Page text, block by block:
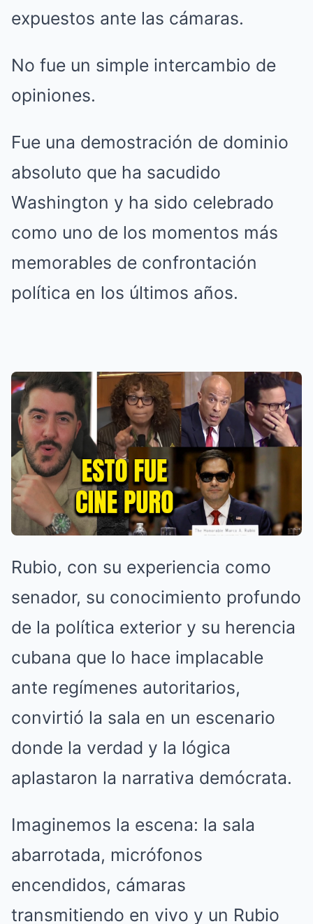
expuestos ante las cámaras.
No fue un simple intercambio de
opiniones.
Fue una demostración de dominio
absoluto que ha sacudido
Washington y ha sido celebrado
como uno de los momentos más
memorables de confrontación
política en los últimos años.
Rubio, con su experiencia como
senador, su conocimiento profundo
de la política exterior y su herencia
cubana que lo hace implacable
ante regímenes autoritarios,
convirtió la sala en un escenario
donde la verdad y la lógica
aplastaron la narrativa demócrata.
Imaginemos la escena: la sala
abarrotada, micrófonos
encendidos, cámaras
transmitiendo en vivo y un Rubio